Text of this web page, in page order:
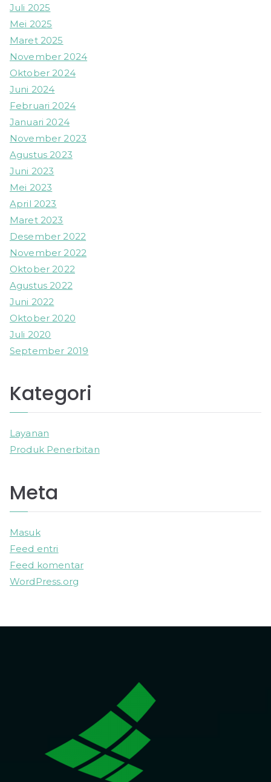
Juli 2025
Mei 2025
Maret 2025
November 2024
Oktober 2024
Juni 2024
Februari 2024
Januari 2024
November 2023
Agustus 2023
Juni 2023
Mei 2023
April 2023
Maret 2023
Desember 2022
November 2022
Oktober 2022
Agustus 2022
Juni 2022
Oktober 2020
Juli 2020
September 2019
Kategori
Layanan
Produk Penerbitan
Meta
Masuk
Feed entri
Feed komentar
WordPress.org